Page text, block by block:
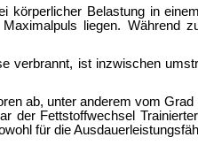
körperlicher Belastung in
Maximalpuls liegen. Während
verbrannt, ist inzwischen
ab, unter anderem vom
der Fettstoffwechsel
für die